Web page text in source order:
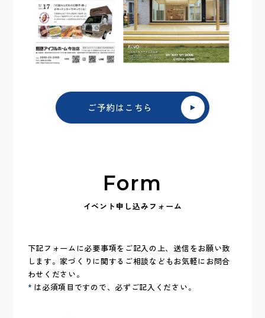
ご予約はこちら
Form
イベント申し込みフォーム
下記フォームに必要事項をご記入の上、送信をお願い致
します。 家づくりに関するご相談などもお気軽にお問合
わせください。
* は必須項目ですので、必ずご記入ください。